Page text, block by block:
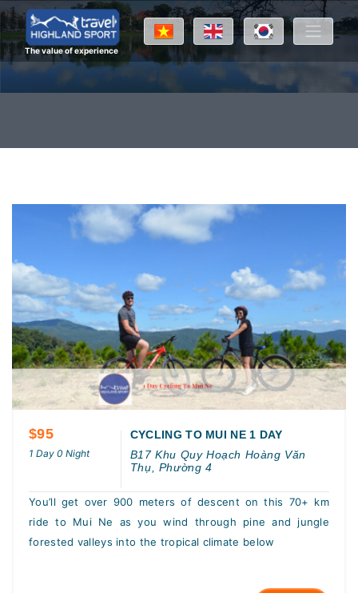
The value of experience
$95
1 Day 0 Night
CYCLING TO MUI NE 1 DAY
B17 Khu Quy Hoạch Hoàng Văn
Thụ, Phường 4
You’ll get over 900 meters of descent on this 70+ km
ride to Mui Ne as you wind through pine and jungle
forested valleys into the tropical climate below